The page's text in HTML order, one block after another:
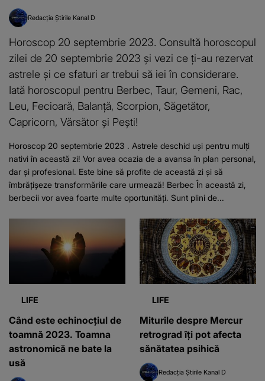
Redacția Știrile Kanal D
Horoscop 20 septembrie 2023. Consultă horoscopul
zilei de 20 septembrie 2023 şi vezi ce ți-au rezervat
astrele și ce sfaturi ar trebui să iei în considerare.
Iată horoscopul pentru Berbec, Taur, Gemeni, Rac,
Leu, Fecioară, Balanță, Scorpion, Săgetător,
Capricorn, Vărsător și Pești!
Horoscop 20 septembrie 2023 . Astrele deschid uși pentru mulți
nativi în această zi! Vor avea ocazia de a avansa în plan personal,
dar și profesional. Este bine să profite de această zi și să
îmbrățișeze transformările care urmează! Berbec În această zi,
berbecii vor avea foarte multe oportunități. Sunt plini de...
LIFE
Când este echinocțiul de
toamnă 2023. Toamna
astronomică ne bate la
usă
LIFE
Miturile despre Mercur
retrograd îți pot afecta
sănătatea psihică
Redacția Știrile Kanal D